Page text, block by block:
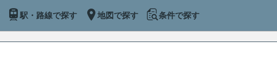
駅・路線で探す 地図で探す 条件で探す